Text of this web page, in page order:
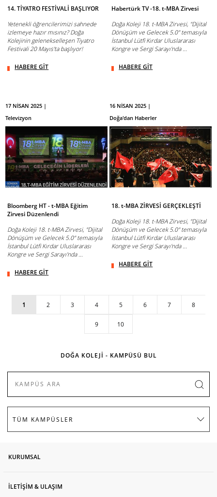
14. TİYATRO FESTİVALİ BAŞLIYOR
Yetenekli öğrencilerimizi sahnede
izlemeye hazır mısınız? Doğa
Kolejinin gelenekselleşen Tiyatro
Festivali 20 Mayıs'ta başlıyor!
HABERE GİT
Habertürk TV -18. t-MBA Zirvesi
Doğa Koleji 18. t-MBA Zirvesi, "Dijital
Dönüşüm ve Gelecek 5.0" temasıyla
İstanbul Lütfi Kırdar Uluslararası
Kongre ve Sergi Sarayı'nda ...
HABERE GİT
17 NİSAN 2025 |
Televizyon
Bloomberg HT - t-MBA Eğitim
Zirvesi Düzenlendi
Doğa Koleji 18. t-MBA Zirvesi, "Dijital
Dönüşüm ve Gelecek 5.0" temasıyla
İstanbul Lütfi Kırdar Uluslararası
Kongre ve Sergi Sarayı'nda ...
HABERE GİT
16 NİSAN 2025 |
Doğa'dan Haberler
18. t-MBA ZİRVESİ GERÇEKLEŞTİ
Doğa Koleji 18. t-MBA Zirvesi, "Dijital
Dönüşüm ve Gelecek 5.0" temasıyla
İstanbul Lütfi Kırdar Uluslararası
Kongre ve Sergi Sarayı'nda ...
HABERE GİT
1 2 3 4 5 6 7 8
9 10
DOĞA KOLEJİ - KAMPÜSÜ BUL
KURUMSAL
İLETİŞİM & ULAŞIM